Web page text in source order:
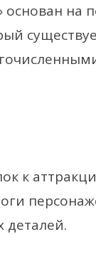
основан на
к
деталей.